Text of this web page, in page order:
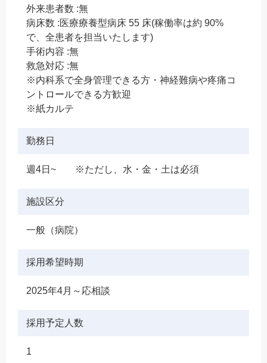
外来患者数 :無
病床数 :医療療養型病床 55 床(稼働率は約 90%
で、全患者を担当いたします)
手術内容 :無
救急対応 :無
※内科系で全身管理できる方・神経難病や疼痛コ
ントロールできる方歓迎
※紙カルテ
勤務日
週4日~ ※ただし、水・金・土は必須
施設区分
一般（病院）
採用希望時期
2025年4月～応相談
採用予定人数
1